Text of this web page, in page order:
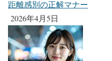
距離感別の正解マナー
2026年4月5日